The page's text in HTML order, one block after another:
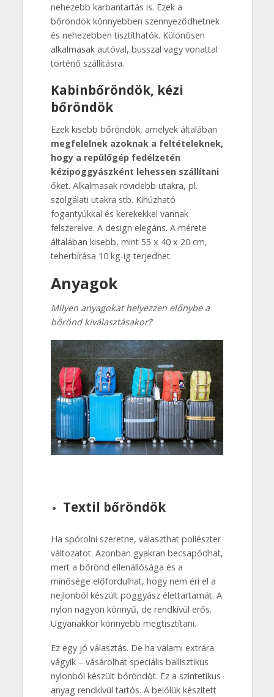
nehezebb karbantartás is. Ezek a
bőröndök könnyebben szennyeződhetnek
és nehezebben tisztíthatók. Különösen
alkalmasak autóval, busszal vagy vonattal
történő szállításra.
Kabinbőröndök, kézi
bőröndök
Ezek kisebb bőröndök, amelyek általában
megfelelnek azoknak a feltételeknek,
hogy a repülőgép fedélzetén
kézipoggyászként lehessen szállítani
őket. Alkalmasak rövidebb utakra, pl.
szolgálati utakra stb. Kihúzható
fogantyúkkal és kerekekkel vannak
felszerelve. A design elegáns. A mérete
általában kisebb, mint 55 x 40 x 20 cm,
teherbírása 10 kg-ig terjedhet.
Anyagok
Milyen anyagokat helyezzen előnybe a
bőrönd kiválasztásakor?
Textil bőröndök
Ha spórolni szeretne, választhat poliészter
változatot. Azonban gyakran becsapódhat,
mert a bőrönd ellenállósága és a
minősége előfordulhat, hogy nem éri el a
nejlonból készült poggyász élettartamát. A
nylon nagyon könnyű, de rendkívül erős.
Ugyanakkor könnyebb megtisztítani.
Ez egy jó választás. De ha valami extrára
vágyik – vásárolhat speciális ballisztikus
nylonból készült bőröndöt. Ez a szintetikus
anyag rendkívül tartós. A belőlük készített